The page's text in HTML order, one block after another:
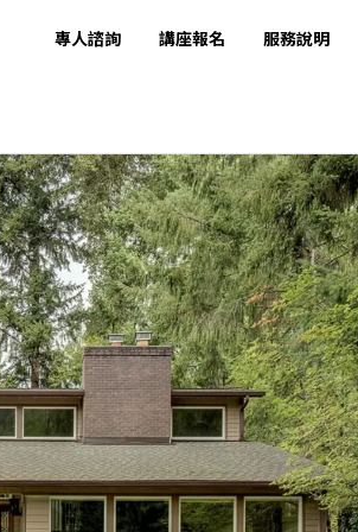
專人諮詢 講座報名 服務說明